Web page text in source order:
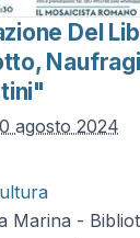
Del
agosto 2024
Marina -